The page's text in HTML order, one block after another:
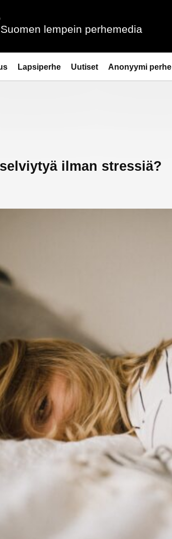
Suomen lempein perhemedia
Lapsiperhe Uutiset Anonyymi perhe
ilman stressiä?